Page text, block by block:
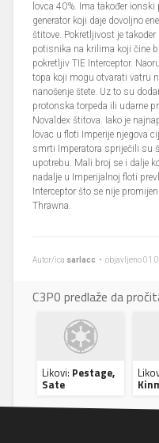
lovca 40%. Ima također
generator koji daje dovoljno
štitove. Pokretljivost je
potisnika na krilima koji čine
pokretljiv TIE Interceptor.
topa koji mogu otvarati vatru
nanošenje štete. Uz to su
protonska torpeda ili udarne
Novaldex štitova. Iako je
lovac u floti Imperije njegova
smrti Imperatora spriječili su
upotrebu. Mali broj se i dalje
nadalje u Imperijalnoj floti
Interceptor što se nije
Thrawna.
Autor/ica sarlacc • objavljeno
C3P0 predlaže da
Likovi: Pestage,
Sate